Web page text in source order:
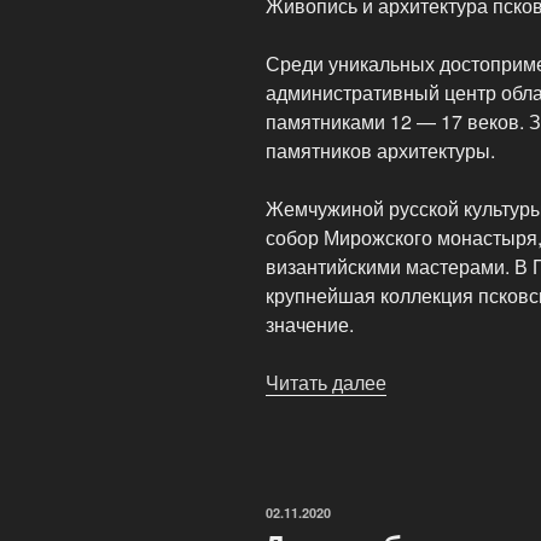
Среди уникальных
административный центр
памятниками 12 — 17 веков.
памятников архитектуры.
Жемчужиной русской
собор Мирожского
византийскими мастерами. В
крупнейшая коллекция
значение.
Читать далее
ОПУБЛИКОВАНО
02.11.2020